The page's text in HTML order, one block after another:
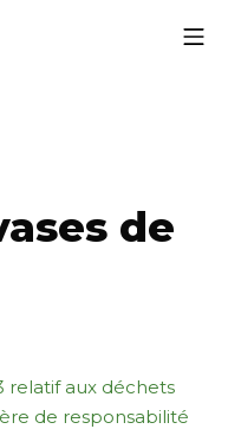
de
relatif aux déchets
de responsabilité